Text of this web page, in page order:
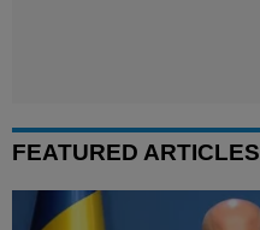
FEATURED ARTICLES